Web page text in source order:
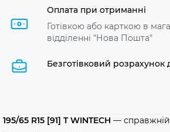
Оплата при отриманні
Готівкою або карткою в
відділенні "Нова Пошта"
Безготівковий
195/65 R15 [91] T WINTECH — справжній